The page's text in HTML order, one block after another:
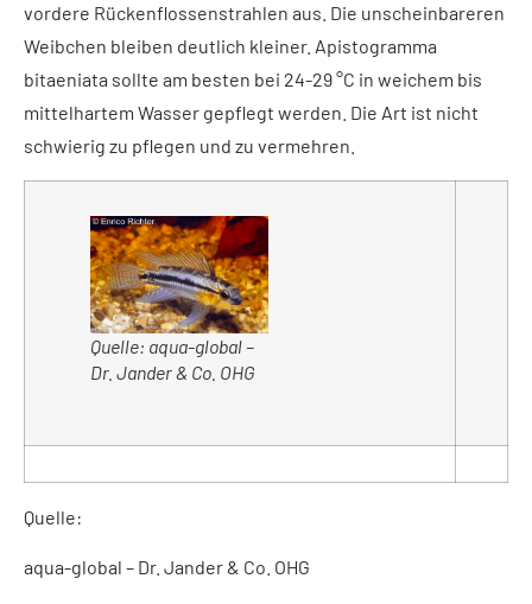
vordere Rückenflossenstrahlen aus. Die unscheinbareren
Weibchen bleiben deutlich kleiner. Apistogramma
bitaeniata sollte am besten bei 24-29 °C in weichem bis
mittelhartem Wasser gepflegt werden. Die Art ist nicht
schwierig zu pflegen und zu vermehren.
Quelle: aqua-global –
Dr. Jander & Co. OHG
Quelle:
aqua-global – Dr. Jander & Co. OHG